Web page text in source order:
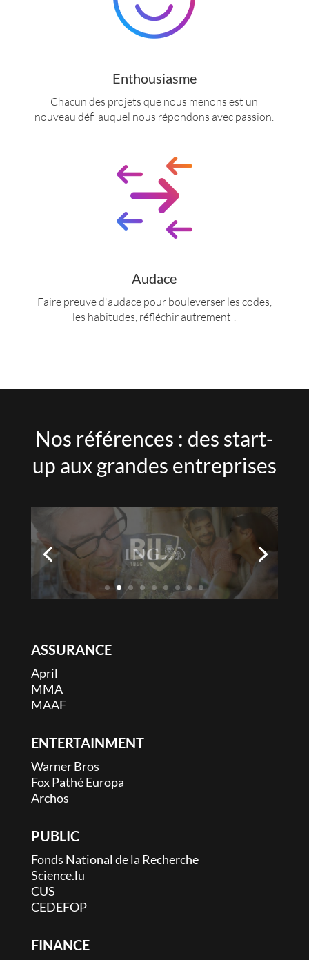
Enthousiasme
Chacun des projets que nous menons est un
nouveau défi auquel nous répondons avec passion.
Audace
Faire preuve d'audace pour bouleverser les codes,
les habitudes, réfléchir autrement !
Nos références : des start-
up aux grandes entreprises
ASSURANCE
April
MMA
MAAF
ENTERTAINMENT
Warner Bros
Fox Pathé Europa
Archos
PUBLIC
Fonds National de la Recherche
Science.lu
CUS
CEDEFOP
FINANCE